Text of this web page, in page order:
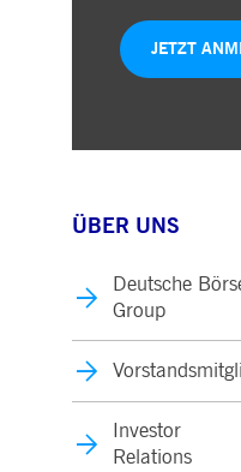
JETZT
ÜBER UNS
Deutsche
Group
Investor
Relations